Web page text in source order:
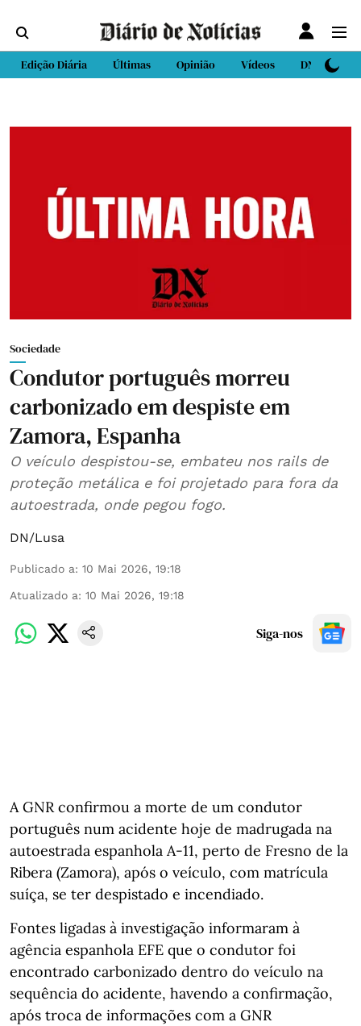
Edição Diária Últimas Opinião Vídeos DN Sport
Sociedade
Condutor português morreu
carbonizado em despiste em
Zamora, Espanha
O veículo despistou-se, embateu nos rails de
proteção metálica e foi projetado para fora da
autoestrada, onde pegou fogo.
DN/Lusa
Publicado a: 10 Mai 2026, 19:18
Atualizado a: 10 Mai 2026, 19:18
Siga-nos
A GNR confirmou a morte de um condutor
português num acidente hoje de madrugada na
autoestrada espanhola A-11, perto de Fresno de la
Ribera (Zamora), após o veículo, com matrícula
suíça, se ter despistado e incendiado.
Fontes ligadas à investigação informaram à
agência espanhola EFE que o condutor foi
encontrado carbonizado dentro do veículo na
sequência do acidente, havendo a confirmação,
após troca de informações com a GNR